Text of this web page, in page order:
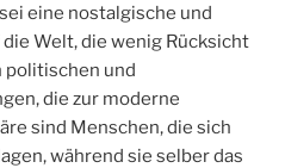
eine nostalgische und
Welt, die wenig Rücksicht
politischen und
die zur moderne
sind Menschen, die sich
während sie selber das